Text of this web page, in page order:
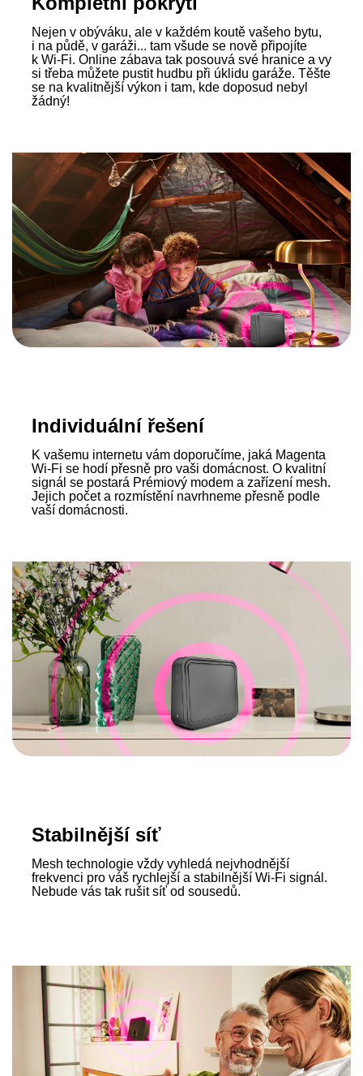
Nejen v obýváku, ale v každém koutě vašeho bytu,
i na půdě, v garáži... tam všude se nově připojíte
k Wi‑Fi. Online zábava tak posouvá své hranice a vy
si třeba můžete pustit hudbu při úklidu garáže. Těšte
se na kvalitnější výkon i tam, kde doposud nebyl
žádný!
Individuální řešení
K vašemu internetu vám doporučíme, jaká Magenta
Wi‑Fi se hodí přesně pro vaši domácnost. O kvalitní
signál se postará Prémiový modem a zařízení mesh.
Jejich počet a rozmístění navrhneme přesně podle
vaší domácnosti.
Stabilnější síť
Mesh technologie vždy vyhledá nejvhodnější
frekvenci pro váš rychlejší a stabilnější Wi‑Fi signál.
Nebude vás tak rušit síť od sousedů.